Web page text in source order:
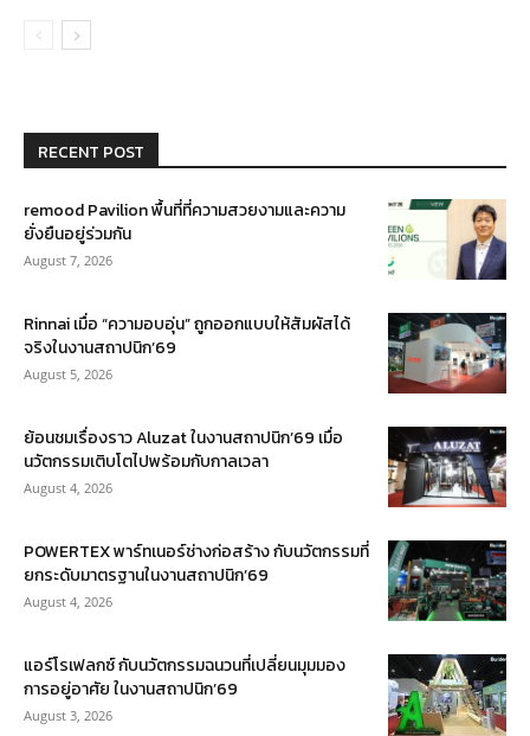
RECENT POST
remood Pavilion พื้นที่ที่ความสวยงามและความ
ยั่งยืนอยู่ร่วมกัน
August 7, 2026
Rinnai เมื่อ “ความอบอุ่น” ถูกออกแบบให้สัมผัสได้
จริงในงานสถาปนิก’69
August 5, 2026
ย้อนชมเรื่องราว Aluzat ในงานสถาปนิก’69 เมื่อ
นวัตกรรมเติบโตไปพร้อมกับกาลเวลา
August 4, 2026
POWERTEX พาร์ทเนอร์ช่างก่อสร้าง กับนวัตกรรมที่
ยกระดับมาตรฐานในงานสถาปนิก’69
August 4, 2026
แอร์โรเฟลกซ์ กับนวัตกรรมฉนวนที่เปลี่ยนมุมมอง
การอยู่อาศัย ในงานสถาปนิก’69
August 3, 2026